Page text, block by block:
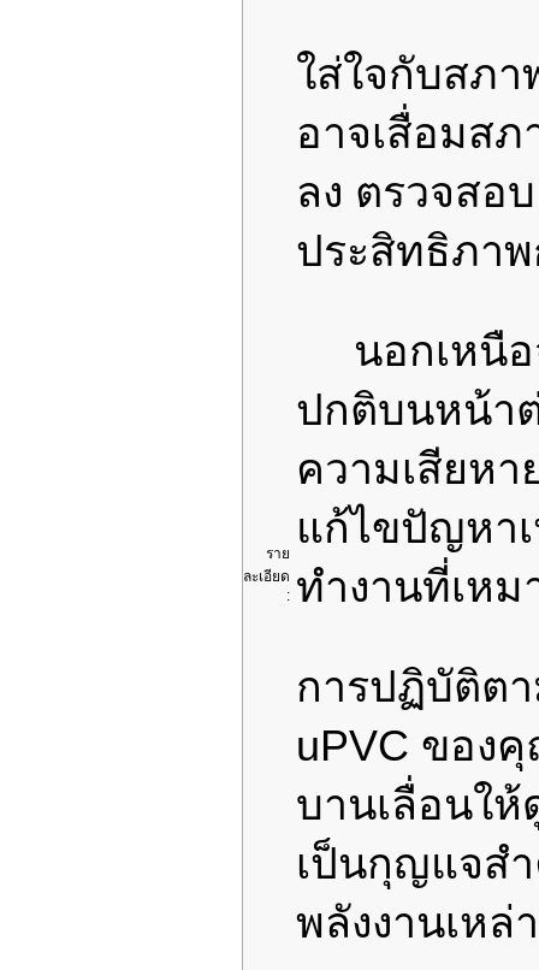
ราย
ละเอียด
:
ใส่ใจกับสภ
อาจเสื่อมส
ลง ตรวจสอ
ประสิทธิภา
นอกเหนื
ปกติบนหน้า
ความเสียห
แก้ไขปัญหา
ทำงานที่เหม
การปฏิบัติต
uPVC ของ
บานเลื่อนให้
เป็นกุญแจส
พลังงานเหล่